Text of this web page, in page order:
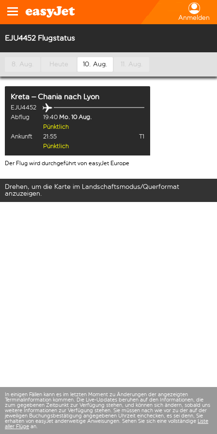
Anmelden
EJU4452 Flugstatus
8. Aug. Heute 10. Aug. 11. Aug.
Kreta – Chania nach Lyon
EJU4452
Abflug
19:40 Mo. 10 Aug.
Pünktlich
Ankunft
21:55
T1
Pünktlich
Der Flug wird durchgeführt von easyJet Europe
Drehen, um die Karte im Landschaftsmodus/Querformat
anzuzeigen.
In einigen Fällen kann es im letzten Moment zu Änderungen der angezeigten
Terminalinformation kommen. Die Live-Updates beruhen auf den Informationen, die
zum gegebenen Zeitpunkt zur Verfügung stehen, und können sich ändern, sobald uns
weitere Informationen zur Verfügung stehen. Sie müssen nach wie vor zu der auf der
jeweiligen Buchungsbestätigung angegebenen Uhrzeit einchecken, es sei denn, Sie
erhalten von easyJet anderweitige Anweisungen. Sehen Sie sich eine vollständige Liste
aller Flüge an.